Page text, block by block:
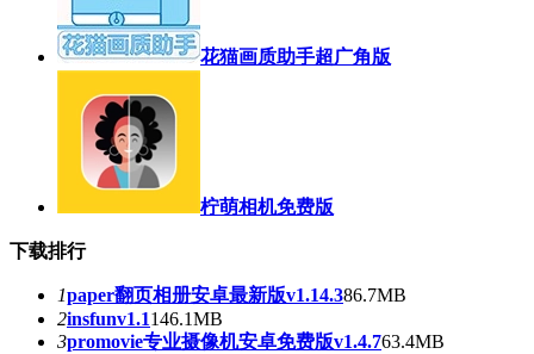
花猫画质助手超广角版
柠萌相机免费版
下载排行
1paper翻页相册安卓最新版v1.14.386.7MB
2insfunv1.1146.1MB
3promovie专业摄像机安卓免费版v1.4.763.4MB